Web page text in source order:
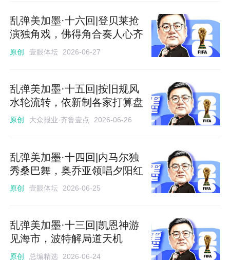
乱弹美加墨·十六回|登贝莱抢
演独角戏，佛得角合奏人心齐
原创 壹眼体坛 2026-06-27
乱弹美加墨·十五回|按旧规风
水轮流转，依新制各家打算盘
原创 大众报业·齐鲁壹点 2026-06-26
乱弹美加墨·十四回|内马尔独
秀桑巴舞，奥乔亚领唱夕阳红
原创 壹眼体坛 2026-06-25
乱弹美加墨·十三回|凯恩神游
见海市，波特解局道天机
原创 总编精选 2026-06-24